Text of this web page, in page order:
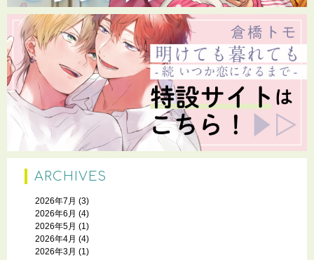
ARCHIVES
2026年7月 (3)
2026年6月 (4)
2026年5月 (1)
2026年4月 (4)
2026年3月 (1)